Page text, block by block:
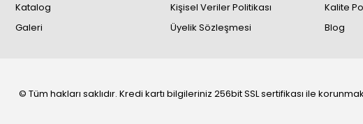
Katalog
Galeri
Kişisel Veriler Politikası
Üyelik Sözleşmesi
Kalite
Blog
© Tüm hakları saklıdır. Kredi kartı bilgileriniz 256bit SSL sertifikası ile